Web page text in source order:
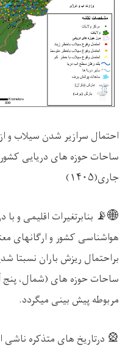
احتمال سرازیر شدن سیلاب و
جاری(۱۴۰۵)
📡🌐 بنابرتغیرات اقلیمی و
هواشناسی کشور و ارگانهای
براحتمال ریزش باران نسبتا
ساحات حوزه های (شمال، پنج
مربوطه پیش بینی میگردد.
🎡 درتاریخ های متذکره ناشی